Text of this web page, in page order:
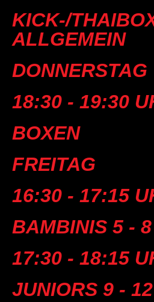
KICK-/
ALLGEMEIN
DONNERSTAG
18:30 - 19:30
BOXEN
FREITAG
16:30 - 17:15
BAMBINIS 5 -
17:30 - 18:15
JUNIORS 9 -